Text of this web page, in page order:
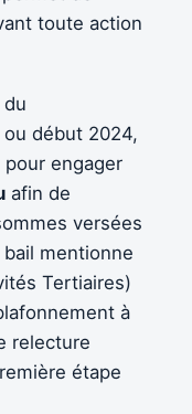
toute action
début 2024,
pour engager
afin de
versées
mentionne
Tertiaires)
à
relecture
étape